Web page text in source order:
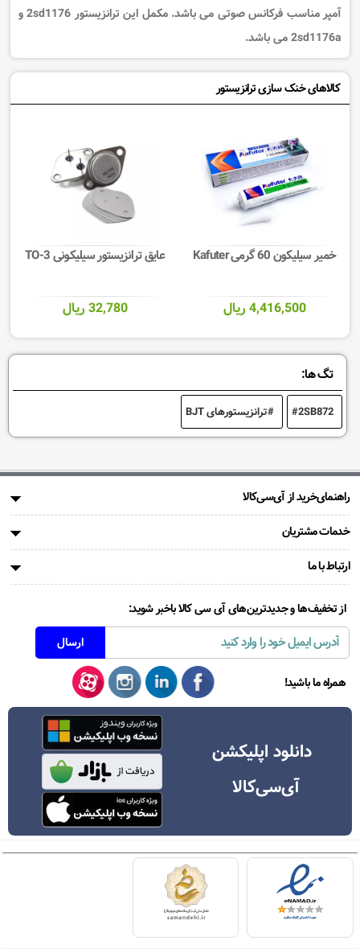
آمپر مناسب فرکانس صوتی می باشد. مکمل این ترانزیستور 2sd1176 و
2sd1176a می باشد.
کالاهای خنک سازی ترانزیستور
عایق ترانزیستور سیلیکونی TO-3
32,780 ریال
خمیر سیلیکون 60 گرمی Kafuter
4,416,500 ریال
تگ ها:
2SB872 ترانزیستورهای BJT
راهنمای‌خرید از آی‌سی‌کالا
خدمات مشتریان
ارتباط با ما
از تخفیف‌ها و جدیدترین‌های آی سی کالا باخبر شوید:
همراه ما باشید!
دانلود اپلیکشن
آی‌سی‌کالا